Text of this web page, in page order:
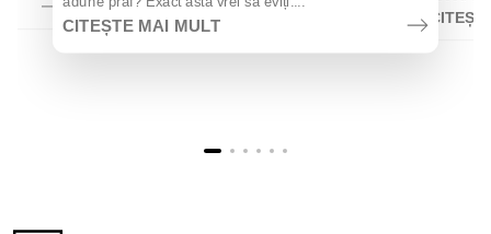
CITEȘTE MAI MULT